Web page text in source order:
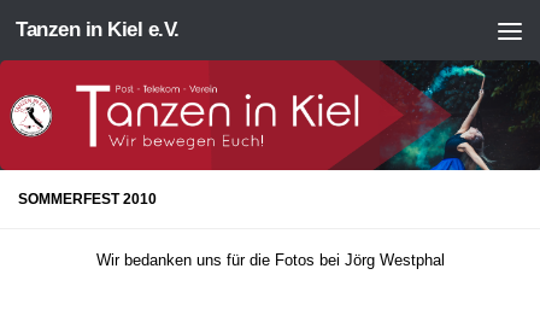
Zum Inhalt springen
Tanzen in Kiel e.V.
SOMMERFEST 2010
Wir bedanken uns für die Fotos bei Jörg Westphal